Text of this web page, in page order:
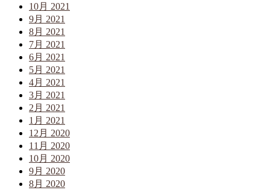
10月 2021
9月 2021
8月 2021
7月 2021
6月 2021
5月 2021
4月 2021
3月 2021
2月 2021
1月 2021
12月 2020
11月 2020
10月 2020
9月 2020
8月 2020